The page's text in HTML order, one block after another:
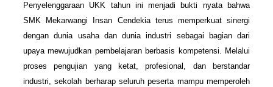
Penyelenggaraan UKK tahun ini menjadi bukti nyata bahwa
SMK Mekarwangi Insan Cendekia terus memperkuat sinergi
dengan dunia usaha dan dunia industri sebagai bagian dari
upaya mewujudkan pembelajaran berbasis kompetensi. Melalui
proses pengujian yang ketat, profesional, dan berstandar
industri, sekolah berharap seluruh peserta mampu memperoleh